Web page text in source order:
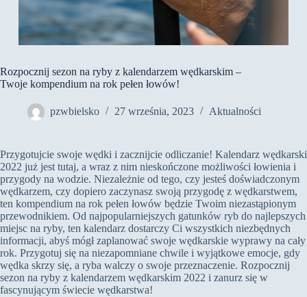
Rozpocznij sezon na ryby z kalendarzem wędkarskim –
Twoje kompendium na rok pełen łowów!
pzwbielsko 27 września, 2023 Aktualności
Przygotujcie swoje wędki i zacznijcie odliczanie! Kalendarz wędkarski
2022 już jest tutaj, a wraz z nim nieskończone możliwości łowienia i
przygody na wodzie. Niezależnie od tego, czy jesteś doświadczonym
wędkarzem, czy dopiero zaczynasz swoją przygodę z wędkarstwem,
ten kompendium na rok pełen łowów będzie Twoim niezastąpionym
przewodnikiem. Od najpopularniejszych gatunków ryb do najlepszych
miejsc na ryby, ten kalendarz dostarczy Ci wszystkich niezbędnych
informacji, abyś mógł zaplanować swoje wędkarskie wyprawy na cały
rok. Przygotuj się na niezapomniane chwile i wyjątkowe emocje, gdy
wędka skrzy się, a ryba walczy o swoje przeznaczenie. Rozpocznij
sezon na ryby z kalendarzem wędkarskim 2022 i zanurz się w
fascynującym świecie wędkarstwa!